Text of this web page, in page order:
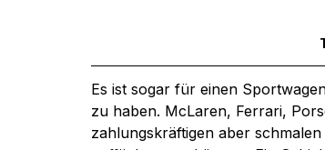
Es ist sogar für einen
zu haben. McLaren, Ferrari,
zahlungskräftigen aber